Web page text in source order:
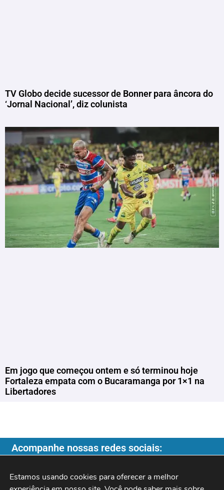
TV Globo decide sucessor de Bonner para âncora do
‘Jornal Nacional’, diz colunista
Em jogo que começou ontem e só terminou hoje
Fortaleza empata com o Bucaramanga por 1×1 na
Libertadores
Acompanhe nossas redes sociais:
Estamos usando cookies para oferecer a melhor